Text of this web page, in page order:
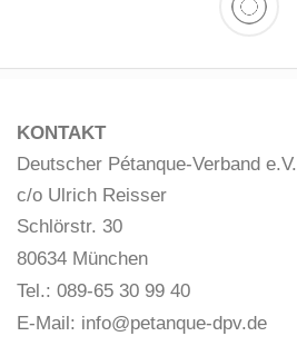
KONTAKT
Deutscher Pétanque-Verband e.V.
c/o Ulrich Reisser
Schlörstr. 30
80634 München
Tel.: 089-65 30 99 40
E-Mail: info@petanque-dpv.de